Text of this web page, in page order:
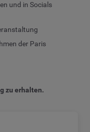
und in Socials
der Paris
zu erhalten.